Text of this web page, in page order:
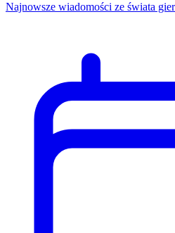
Najnowsze wiadomości ze świata